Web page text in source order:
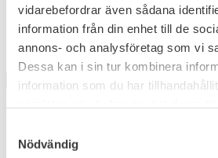
vidarebefordrar även sådana
information från din enhet till de
annons- och analysföretag som vi
Dessa kan i sin tur kombinera
information som du har
Nödvändig
50%
UTGÅENDE